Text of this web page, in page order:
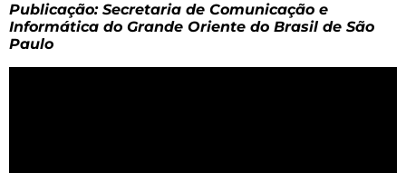
Publicação: Secretaria de Comunicação e
Informática do Grande Oriente do Brasil de São
Paulo